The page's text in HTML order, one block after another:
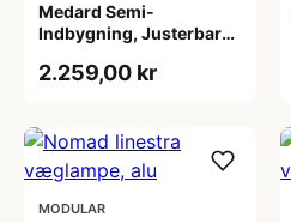
Medard Semi-
Indbygning, Justerbar
2.259,00 kr
MODULAR